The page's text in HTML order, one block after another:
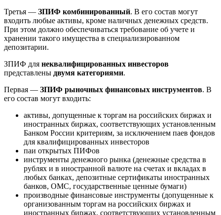
Третья — ЗПИФ комбинированный. В его состав могут
входить любые активы, кроме наличных денежных средств.
При этом должно обеспечиваться требование об учете и
хранении такого имущества в специализированном
депозитарии.
ЗПИФ для неквалифицированных инвесторов
представлены двумя категориями.
Первая — ЗПИФ рыночных финансовых инструментов. В
его состав могут входить:
активы, допущенные к торгам на российских биржах и
иностранных биржах, соответствующих установленным
Банком России критериям, за исключением паев фондов
для квалифицированных инвесторов
паи открытых ПИФов
инструменты денежного рынка (денежные средства в
рублях и в иностранной валюте на счетах и вкладах в
любых банках, депозитные сертификаты иностранных
банков, ОМС, государственные ценные бумаги)
производные финансовые инструменты (допущенные к
организованным торгам на российских биржах и
иностранных биржах, соответствующих установленным